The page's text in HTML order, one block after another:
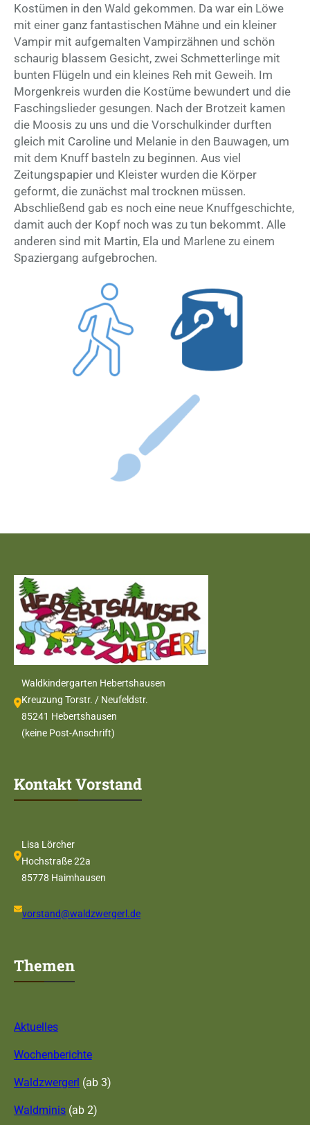
Kostümen in den Wald gekommen. Da war ein Löwe
mit einer ganz fantastischen Mähne und ein kleiner
Vampir mit aufgemalten Vampirzähnen und schön
schaurig blassem Gesicht, zwei Schmetterlinge mit
bunten Flügeln und ein kleines Reh mit Geweih. Im
Morgenkreis wurden die Kostüme bewundert und die
Faschingslieder gesungen. Nach der Brotzeit kamen
die Moosis zu uns und die Vorschulkinder durften
gleich mit Caroline und Melanie in den Bauwagen, um
mit dem Knuff basteln zu beginnen. Aus viel
Zeitungspapier und Kleister wurden die Körper
geformt, die zunächst mal trocknen müssen.
Abschließend gab es noch eine neue Knuffgeschichte,
damit auch der Kopf noch was zu tun bekommt. Alle
anderen sind mit Martin, Ela und Marlene zu einem
Spaziergang aufgebrochen.
Waldkindergarten Hebertshausen
Kreuzung Torstr. / Neufeldstr.
85241 Hebertshausen
(keine Post-Anschrift)
Kontakt Vorstand
Lisa Lörcher
Hochstraße 22a
85778 Haimhausen
vorstand@waldzwergerl.de
Themen
Aktuelles
Wochenberichte
Waldzwergerl (ab 3)
Waldminis (ab 2)